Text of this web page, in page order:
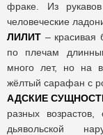
фраке. Из
человеческие
ЛИЛИТ – красивая
по плечам
много лет, но на
жёлтый сарафан с
АДСКИЕ
разных
дьявольской